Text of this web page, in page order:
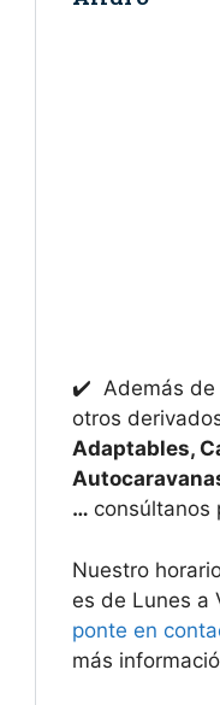
✔️ Además de
otros
Adaptables,
… consúltanos
Nuestro
es de Lunes a
ponte en
más